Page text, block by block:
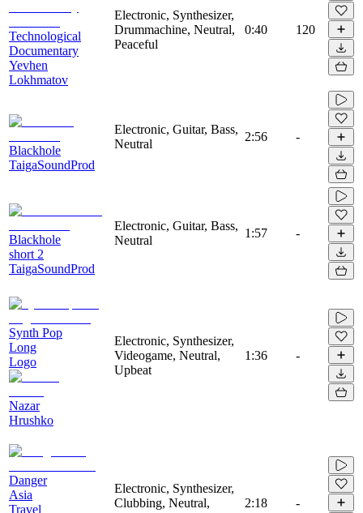
Technological
Documentary
Yevhen
Lokhmatov
Electronic, Synthesizer,
Drummachine, Neutral,
Peaceful
0:40 120
Blackhole
TaigaSoundProd
Electronic, Guitar, Bass,
Neutral
2:56 -
Blackhole
short 2
TaigaSoundProd
Electronic, Guitar, Bass,
Neutral
1:57 -
Synth Pop
Long
Logo
Nazar
Hrushko
Electronic, Synthesizer,
Videogame, Neutral,
Upbeat
1:36 -
Danger
Asia
Travel
Electronic, Synthesizer,
Clubbing, Neutral,
2:18 -